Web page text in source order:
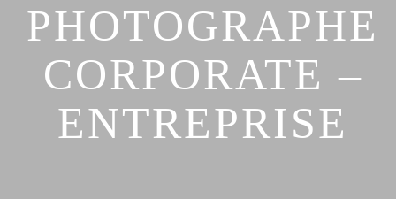
PHOTOGRAPHE
CORPORATE –
ENTREPRISE